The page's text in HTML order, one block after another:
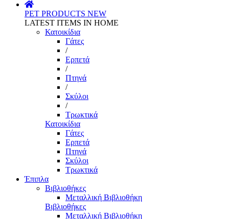
PET PRODUCTS NEW
LATEST ITEMS IN HOME
Κατοικίδια
Γάτες
/
Ερπετά
/
Πτηνά
/
Σκύλοι
/
Τρωκτικά
Κατοικίδια
Γάτες
Ερπετά
Πτηνά
Σκύλοι
Τρωκτικά
Έπιπλα
Βιβλιοθήκες
Μεταλλική Βιβλιοθήκη
Βιβλιοθήκες
Μεταλλική Βιβλιοθήκη